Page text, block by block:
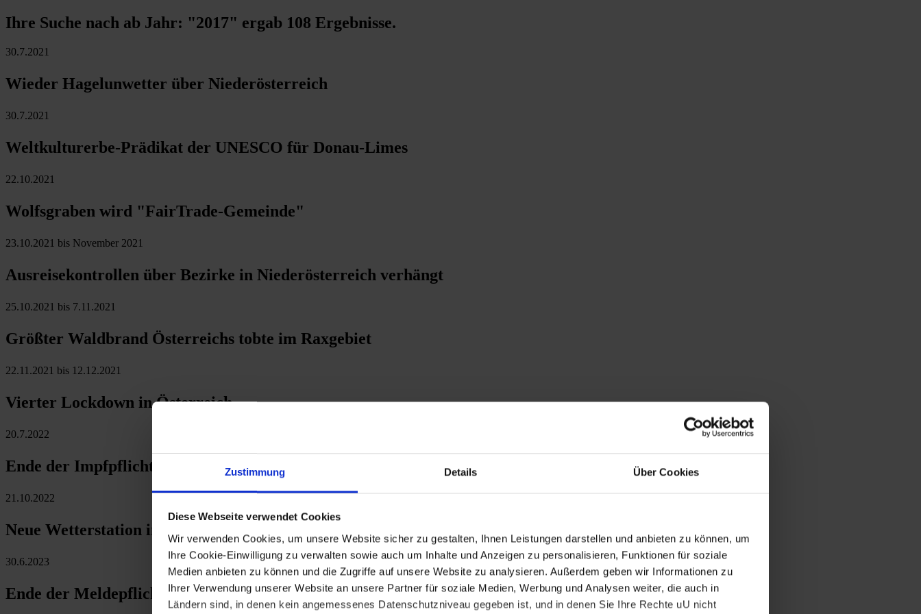
Zustimmung Details Über Cookies
Diese Webseite verwendet Cookies
Wir verwenden Cookies, um unsere Website sicher zu gestalten, Ihnen Leistungen darstellen und anbieten zu können, um
Ihre Cookie-Einwilligung zu verwalten sowie auch um Inhalte und Anzeigen zu personalisieren, Funktionen für soziale
Medien anbieten zu können und die Zugriffe auf unsere Website zu analysieren. Außerdem geben wir Informationen zu
Ihrer Verwendung unserer Website an unsere Partner für soziale Medien, Werbung und Analysen weiter, die auch in
Ländern sind, in denen kein angemessenes Datenschutzniveau gegeben ist, und in denen Sie Ihre Rechte uU nicht
Ihre Suche nach ab Jahr: "2017" ergab 108 Ergebnisse.
30.7.2021
Wieder Hagelunwetter über Niederösterreich
30.7.2021
Weltkulturerbe-Prädikat der UNESCO für Donau-Limes
22.10.2021
Wolfsgraben wird "FairTrade-Gemeinde"
23.10.2021 bis November 2021
Ausreisekontrollen über Bezirke in Niederösterreich verhängt
25.10.2021 bis 7.11.2021
Größter Waldbrand Österreichs tobte im Raxgebiet
22.11.2021 bis 12.12.2021
Vierter Lockdown in Österreich
20.7.2022
Ende der Impfpflicht gegen SARS-COV-2-Virus
21.10.2022
Neue Wetterstation in Echtzeit in Schwarzau (Gemeinde Moorbad Harbach)
30.6.2023
Ende der Meldepflicht für COVID-19-Erkrankungen